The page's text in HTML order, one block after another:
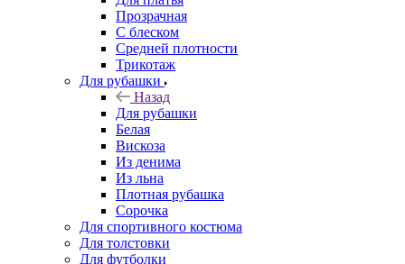
Прозрачная
С блеском
Средней плотности
Трикотаж
Для рубашки
Назад
Для рубашки
Белая
Вискоза
Из денима
Из льна
Плотная рубашка
Сорочка
Для спортивного костюма
Для толстовки
Для футболки